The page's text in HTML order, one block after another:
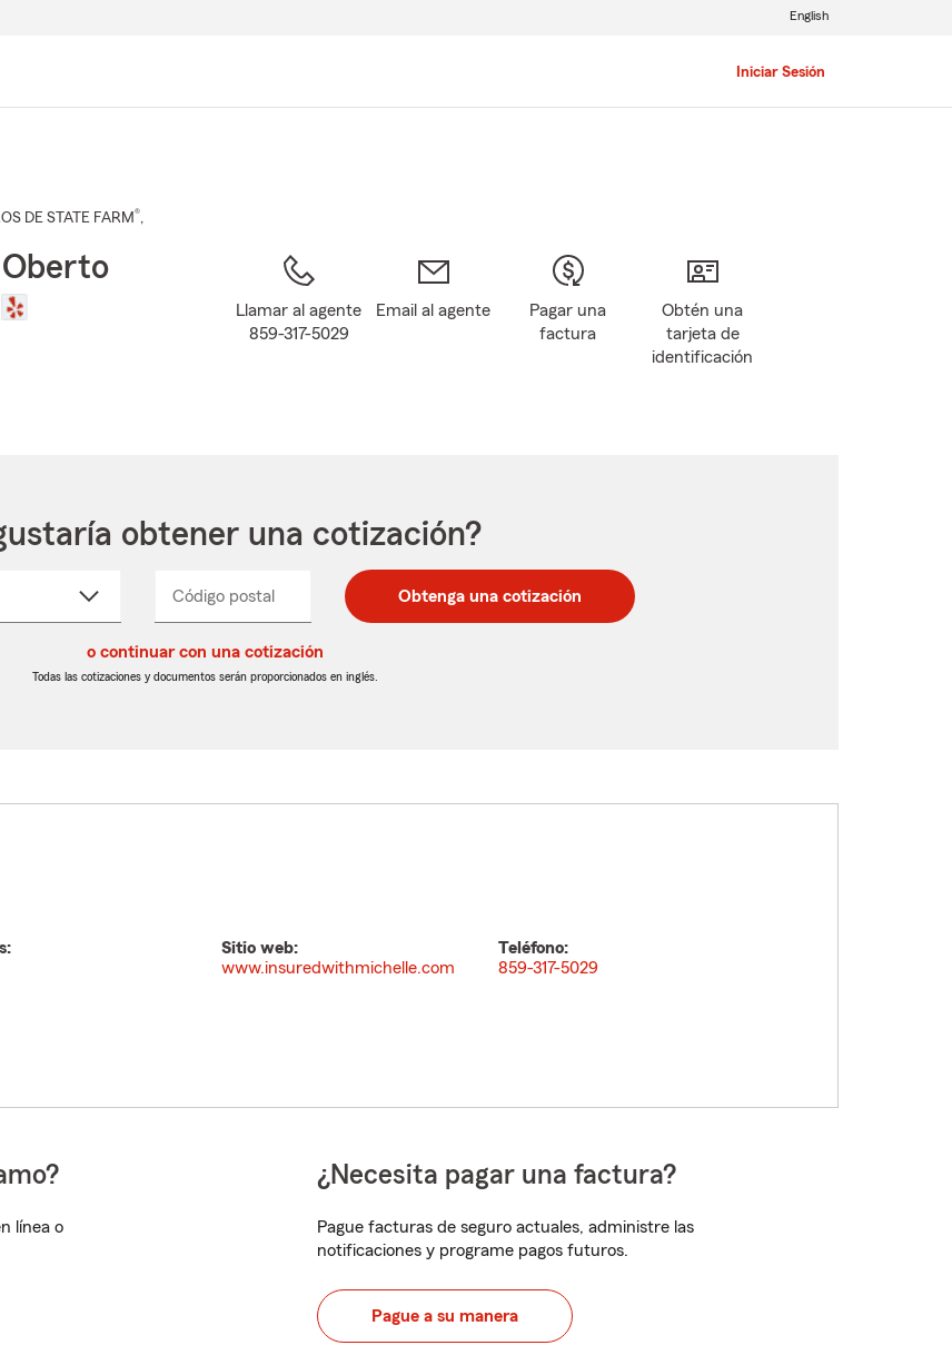
Iniciar Sesión
English
DE STATE FARM®,
Llamar al agente
859-317-5029
Email al agente
Pagar una
factura
Obtén una
tarjeta de
identificación
obtener una cotización?
Código postal
postal
de
postal
de
_____ Obtenga una cotización
o continuar con una cotización
Todas las cotizaciones y documentos serán proporcionados en inglés.
Sitio web:
www.insuredwithmichelle.com
Teléfono:
859-317-5029
línea o
¿Necesita pagar una factura?
Pague facturas de seguro actuales, administre las
notificaciones y programe pagos futuros.
Pague a su manera